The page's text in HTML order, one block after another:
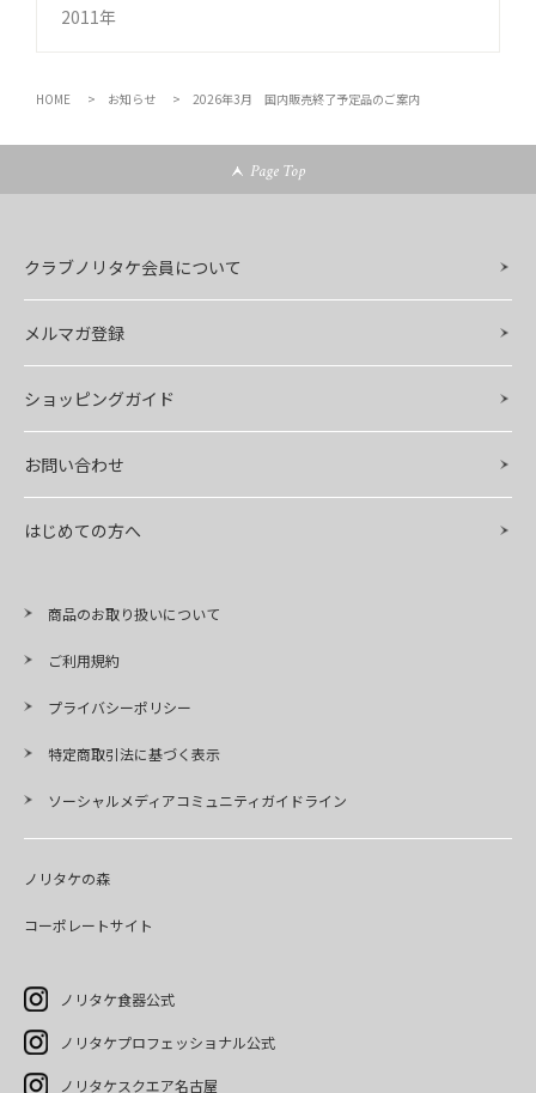
2011年
HOME お知らせ 2026年3月 国内販売終了予定品のご案内
Page Top
クラブノリタケ会員について
メルマガ登録
ショッピングガイド
お問い合わせ
はじめての方へ
商品のお取り扱いについて
ご利用規約
プライバシーポリシー
特定商取引法に基づく表示
ソーシャルメディアコミュニティガイドライン
ノリタケの森
コーポレートサイト
ノリタケ食器公式
ノリタケプロフェッショナル公式
ノリタケスクエア名古屋